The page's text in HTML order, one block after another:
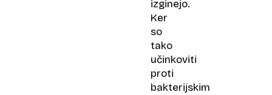
izginejo.
Ker
so
tako
učinkoviti
proti
bakterijskim